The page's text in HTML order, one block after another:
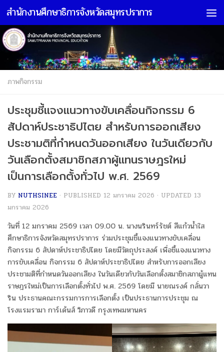
Skip to content
สำนักงานศึกษาธิการจังหวัดสมุทรปราการ
ภาพกิจกรรม
ประชุมชี้แจงแนวทางขับเคลื่อนกิจกรรม 6
สัปดาห์ประชาธิปไตย สำหรับการออกเสียง
ประชามติที่กำหนดวันออกเสียง ในวันเดียวกับ
วันเลือกตั้งสมาชิกสภาผู้แทนราษฎรใหม่
เป็นการเลือกตั้งทั่วไป พ.ศ. 2569
BY NUTHSINEE · PUBLISHED 12 มกราคม 2026 · UPDATED 13
มกราคม 2026
วันที่ 12 มกราคม 2569 เวลา 09.00 น. นางนรินทร์รัชต์ สีแก้วน้ำใส
ศึกษาธิการจังหวัดสมุทรปราการ ร่วมประชุมชี้แจงแนวทางขับเคลื่อน
กิจกรรม 6 สัปดาห์ประชาธิปไตย โดยมีวัตถุประสงค์ เพื่อชี้แจงแนวทาง
การขับเคลื่อน กิจกรรม 6 สัปดาห์ประชาธิปไตย สำหรับการออกเสียง
ประชามติที่กำหนดวันออกเสียง ในวันเดียวกับวันเลือกตั้งสมาชิกสภาผู้แทน
ราษฎรใหม่เป็นการเลือกตั้งทั่วไป พ.ศ. 2569 โดยมี นายณรงค์ กลั่นวา
ริน ประธานคณะกรรมการการเลือกตั้ง เป็นประธานการประชุม ณ
โรงแรมรามา การ์เด้นส์ วิภาวดี กรุงเทพมหานคร